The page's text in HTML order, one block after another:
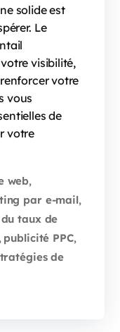
solide est
Le
visibilité,
votre
vous
de
votre
web,
par e-mail,
taux de
publicité PPC,
tratégies de